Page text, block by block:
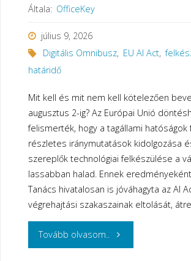
Általa: OfficeKey
július 9, 2026
Digitális Omnibusz, EU AI Act,
határidő
Mit kell és mit nem kell kötelezően
augusztus 2-ig? Az Európai Unió
felismerték, hogy a tagállami hatóságok
részletes iránymutatások kidolgozása
szereplők technológiai felkészülése a
lassabban halad. Ennek
Tanács hivatalosan is jóváhagyta az AI
végrehajtási szakaszainak eltolását,
Tovább olvasom.. "Módosultak